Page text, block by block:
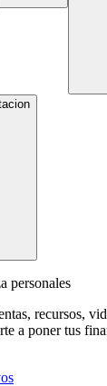
personales
recursos,
a poner tus